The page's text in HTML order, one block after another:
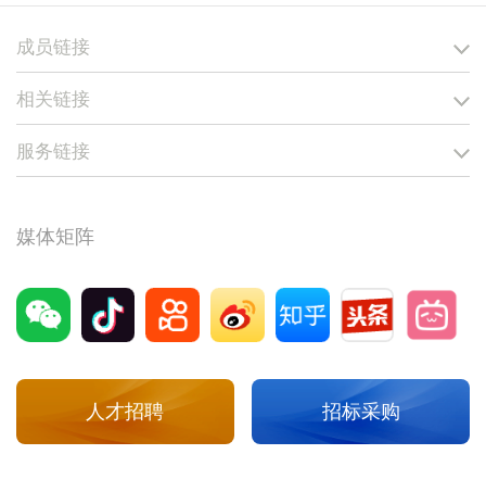
媒体矩阵
人才招聘 招标采购
成员链接
相关链接
服务链接